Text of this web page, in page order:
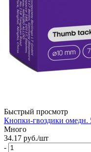
Быстрый просмотр
Кнопки-гвоздики омедн.
Много
34.17 руб./шт
-